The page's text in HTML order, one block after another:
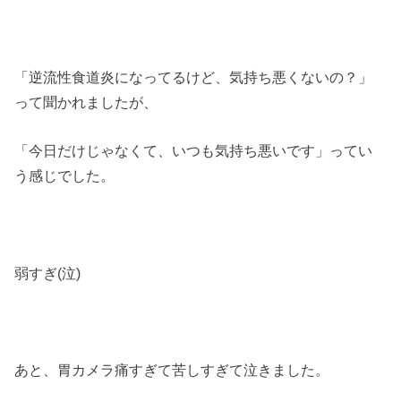
「逆流性食道炎になってるけど、気持ち悪くないの？」
って聞かれましたが、
「今日だけじゃなくて、いつも気持ち悪いです」ってい
う感じでした。
弱すぎ(泣)
あと、胃カメラ痛すぎて苦しすぎて泣きました。